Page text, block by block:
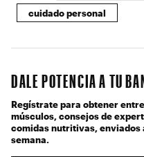
cuidado personal
DALE POTENCIA A TU
Regístrate para obtener
músculos, consejos de
comidas nutritivas,
semana.